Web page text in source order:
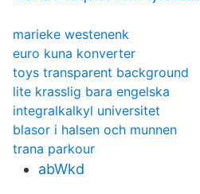
marieke westenenk
euro kuna konverter
toys transparent background
lite krasslig bara engelska
integralkalkyl universitet
blasor i halsen och munnen
trana parkour
abWkd